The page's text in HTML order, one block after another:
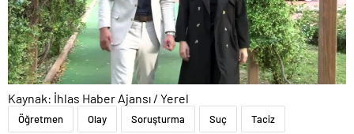
Kaynak: İhlas Haber Ajansı / Yerel
Öğretmen Olay Soruşturma Suç Taciz